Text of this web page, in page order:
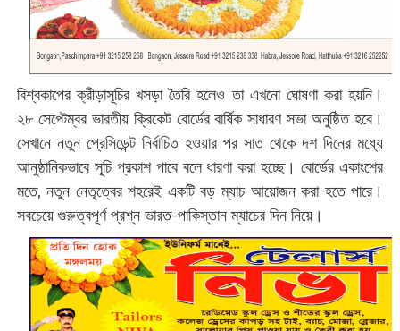
বিশ্বকাপের ক্রীড়াসূচির খসড়া তৈরি হলেও তা এখনো ঘোষণা করা হয়নি।
২৮ সেপ্টেম্বর ভারতীয় ক্রিকেট বোর্ডের বার্ষিক সাধারণ সভা অনুষ্ঠিত হবে।
সেখানে নতুন প্রেসিডেন্ট নির্বাচিত হওয়ার পর সাত থেকে দশ দিনের মধ্যে
আনুষ্ঠানিকভাবে সূচি প্রকাশ পাবে বলে ধারণা করা হচ্ছে। বোর্ডের একাংশের
মতে, নতুন নেতৃত্বের শহরেই একটি বড় ম্যাচ আয়োজন করা হতে পারে।
সবচেয়ে গুরুত্বপূর্ণ প্রশ্ন ভারত-পাকিস্তান ম্যাচের দিন নিয়ে।